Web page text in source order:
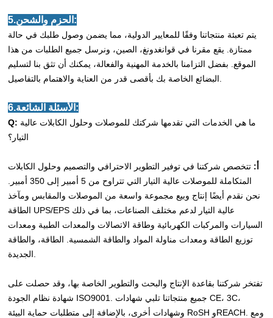
5.الحزم والشحن:
يتم تعبئة منتجاتنا وفقًا للمعايير الدولية، مما يضمن وصول طلبك في حالة
ممتازة. يقع مقرنا في قوانغدونغ، الصين، ونرسل جميع الطلبات من هذا
الموقع. بفضل التزامنا بالخدمة المهنية والفعالة، يمكنك أن تثق بنا لتسليم
6.الأسئلة الشائعة:
Q:
التيار؟
أ: تتخصص شركتنا في توفير التطوير الاحترافي والتصميم وحلول الكابلات
المتكاملة للموصلات عالية التيار التي تتراوح من 5 أمبير إلى 350 أمبير.
نحن نقدم أيضًا إنتاج وبيع مجموعة واسعة من الموصلات والمقابس ومآخذ
الطاقة UPS/EPS عالية التيار لدعم مختلف الصناعات، بما في ذلك
السيارات والمركبات الكهربائية وطاقة الاتصالات والمعدات الطبية ومعدات
توزيع الطاقة ومعدات مناولة المواد والطاقة الشمسية. الطاقة، والطاقة
تفتخر شركتنا بقاعدة الإنتاج والبحث والتطوير الخاصة بها، وقد حصلت على
شهادة نظام الجودة ISO9001. جميع منتجاتنا تلبي شهادات CE، 3C،
وشهادات أخرى، بالإضافة إلى متطلبات حماية البيئة RoSH وREACH. ومع